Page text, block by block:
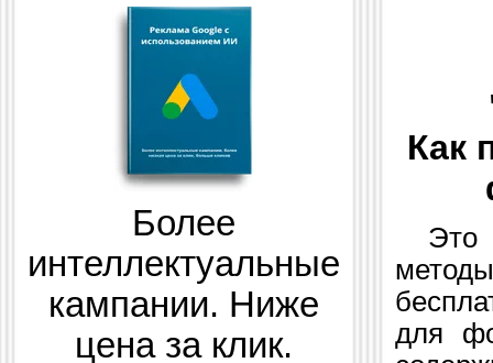
Более
интеллектуальные
кампании. Ниже
цена за клик.
Как
Это
для